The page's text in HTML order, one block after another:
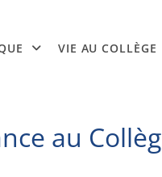
VIE AU COLLÈGE
au